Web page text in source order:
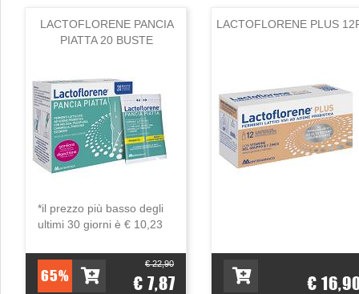
LACTOFLORENE PANCIA
PIATTA 20 BUSTE
*il prezzo più basso degli
ultimi 30 giorni è € 10,23
65%
€ 22,90
€ 7,87
LACTOFLORENE PLUS
€